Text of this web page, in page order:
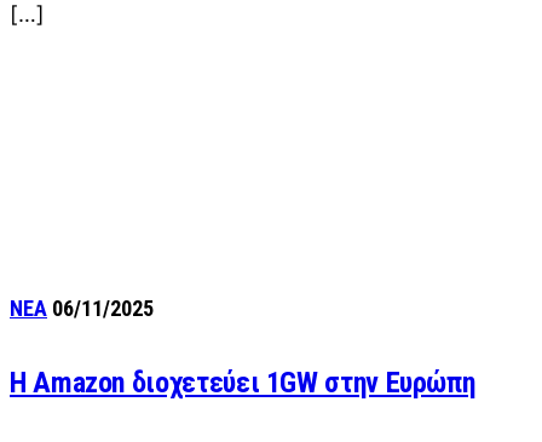
[…]
ΝΕΑ 06/11/2025
H Αmazon διοχετεύει 1GW στην Ευρώπη